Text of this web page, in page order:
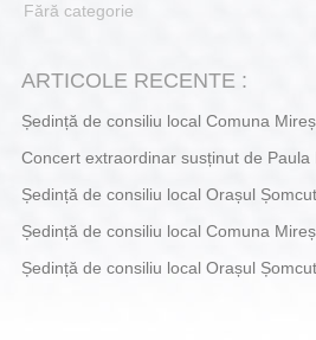
Fără categorie
ARTICOLE RECENTE :
Ședință de consiliu local Comuna
Concert extraordinar susținut de
Ședință de consiliu local Orașul
Ședință de consiliu local Comuna
Ședință de consiliu local Orașul